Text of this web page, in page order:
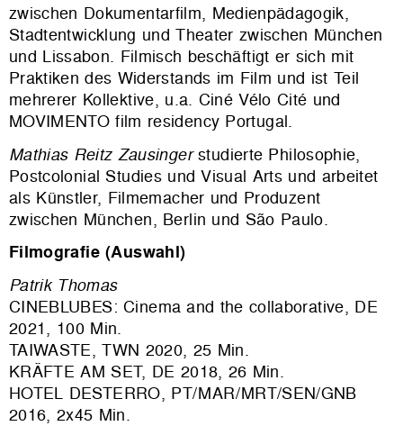
zwischen Dokumentarfilm, Medienpädagogik,
Stadtentwicklung und Theater zwischen München
und Lissabon. Filmisch beschäftigt er sich mit
Praktiken des Widerstands im Film und ist Teil
mehrerer Kollektive, u.a. Ciné Vélo Cité und
MOVIMENTO film residency Portugal.
Mathias Reitz Zausingerstudierte Philosophie,
Postcolonial Studies und Visual Arts und arbeitet
als Künstler, Filmemacher und Produzent
zwischen München, Berlin und São Paulo.
Filmografie (Auswahl)
Patrik Thomas
CINEBLUBES: Cinema and the collaborative, DE
2021, 100 Min.
TAIWASTE, TWN 2020, 25 Min.
KRÄFTE AM SET, DE 2018, 26 Min.
HOTEL DESTERRO, PT/MAR/MRT/SEN/GNB
2016, 2x45 Min.